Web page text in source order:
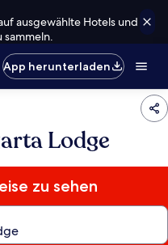
ausgewählte Hotels und
sammeln.
App herunterladen
Lodge
zu sehen